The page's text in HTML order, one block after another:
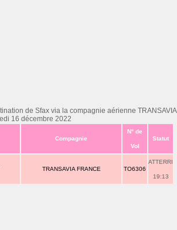
de Sfax via la compagnie aérienne TRANSAVIA
16 décembre 2022
Compagnie
N° de
Vol
Statut
TRANSAVIA FRANCE TO6306
ATTERRI
19:13